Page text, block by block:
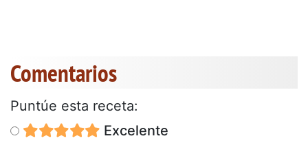
Comentarios
Puntúe esta receta:
Excelente